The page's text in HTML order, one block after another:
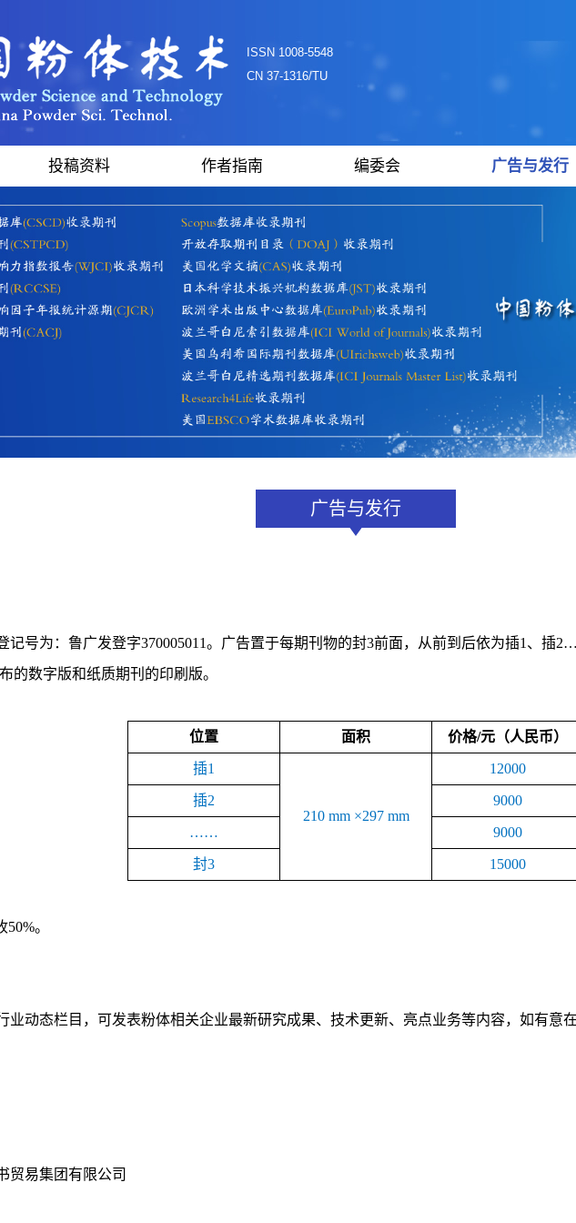
ISSN 1008-5548
CN 37-1316/TU
投稿资料 作者指南 编委会 广告与发行
广告与发行
记号为：鲁广发登字370005011。广告置于每期刊物的封3前面，从前到后依为插1、
的数字版和纸质期刊的印刷版。
位置 面积 价格/元（人民币）
插1
210 mm ×297 mm
12000
插2 9000
…… 9000
封3 15000
。
业动态栏目，可发表粉体相关企业最新研究成果、技术更新、亮点业务等内容，如有意在
贸易集团有限公司